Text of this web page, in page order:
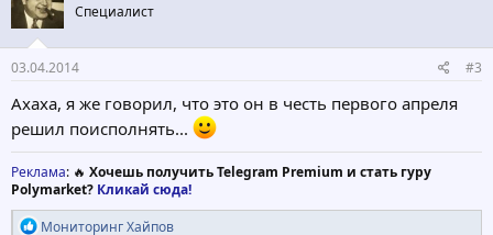
Специалист
03.04.2014 #3
Ахаха, я же говорил, что это он в честь первого апреля
решил поисполнять...
Реклама: 🔥 Хочешь получить Telegram Premium и стать гуру
Polymarket? Кликай сюда!
Р
Мониторинг Хайпов